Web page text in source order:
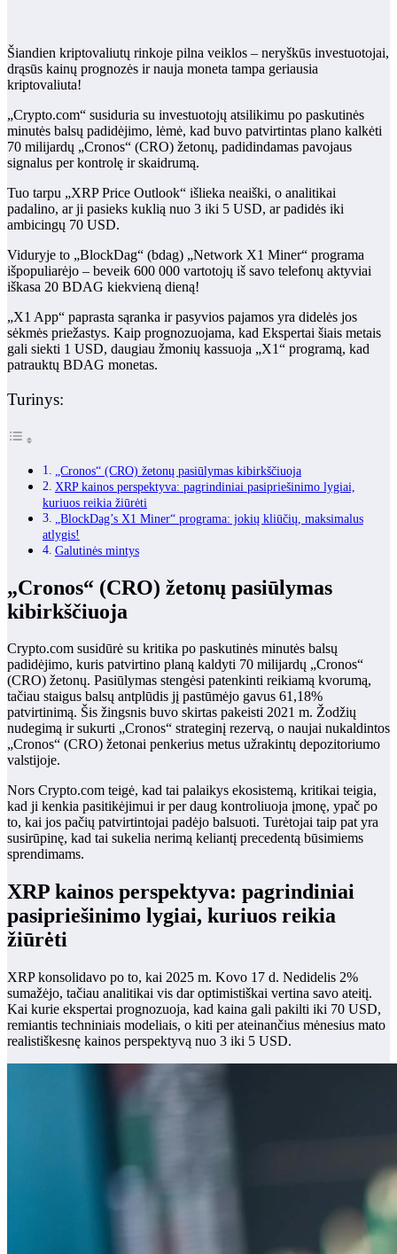
Šiandien kriptovaliutų rinkoje pilna veiklos – neryškūs investuotojai,
drąsūs kainų prognozės ir nauja moneta tampa geriausia
kriptovaliuta!
„Crypto.com“ susiduria su investuotojų atsilikimu po paskutinės
minutės balsų padidėjimo, lėmė, kad buvo patvirtintas plano kalkėti
70 milijardų „Cronos“ (CRO) žetonų, padidindamas pavojaus
signalus per kontrolę ir skaidrumą.
Tuo tarpu „XRP Price Outlook“ išlieka neaiški, o analitikai
padalino, ar ji pasieks kuklią nuo 3 iki 5 USD, ar padidės iki
ambicingų 70 USD.
Viduryje to „BlockDag“ (bdag) „Network X1 Miner“ programa
išpopuliarėjo – beveik 600 000 vartotojų iš savo telefonų aktyviai
iškasa 20 BDAG kiekvieną dieną!
„X1 App“ paprasta sąranka ir pasyvios pajamos yra didelės jos
sėkmės priežastys. Kaip prognozuojama, kad Ekspertai šiais metais
gali siekti 1 USD, daugiau žmonių kassuoja „X1“ programą, kad
patrauktų BDAG monetas.
Turinys:
„Cronos“ (CRO) žetonų pasiūlymas kibirkščiuoja
XRP kainos perspektyva: pagrindiniai pasipriešinimo lygiai,
kuriuos reikia žiūrėti
„BlockDag’s X1 Miner“ programa: jokių kliūčių, maksimalus
atlygis!
Galutinės mintys
„Cronos“ (CRO) žetonų pasiūlymas
kibirkščiuoja
Crypto.com susidūrė su kritika po paskutinės minutės balsų
padidėjimo, kuris patvirtino planą kaldyti 70 milijardų „Cronos“
(CRO) žetonų. Pasiūlymas stengėsi patenkinti reikiamą kvorumą,
tačiau staigus balsų antplūdis jį pastūmėjo gavus 61,18%
patvirtinimą. Šis žingsnis buvo skirtas pakeisti 2021 m. Žodžių
nudegimą ir sukurti „Cronos“ strateginį rezervą, o naujai nukaldintos
„Cronos“ (CRO) žetonai penkerius metus užrakintų depozitoriumo
valstijoje.
Nors Crypto.com teigė, kad tai palaikys ekosistemą, kritikai teigia,
kad ji kenkia pasitikėjimui ir per daug kontroliuoja įmonę, ypač po
to, kai jos pačių patvirtintojai padėjo balsuoti. Turėtojai taip pat yra
susirūpinę, kad tai sukelia nerimą keliantį precedentą būsimiems
sprendimams.
XRP kainos perspektyva: pagrindiniai
pasipriešinimo lygiai, kuriuos reikia
žiūrėti
XRP konsolidavo po to, kai 2025 m. Kovo 17 d. Nedidelis 2%
sumažėjo, tačiau analitikai vis dar optimistiškai vertina savo ateitį.
Kai kurie ekspertai prognozuoja, kad kaina gali pakilti iki 70 USD,
remiantis techniniais modeliais, o kiti per ateinančius mėnesius mato
realistiškesnę kainos perspektyvą nuo 3 iki 5 USD.